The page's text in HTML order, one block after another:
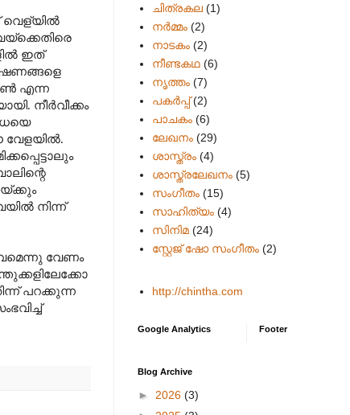
വെള്യിൽ
ഇത്
എന്ന
നീർവീക്കം
നിന്ന്
വേണം
പറക്കുന്ന
ചിത്രകല (1)
നർമ്മം (2)
നാടകം (2)
നീണ്ടകഥ (6)
നൃത്തം (7)
പകര്‍പ്പ് (2)
പാചകം (6)
ലേഖനം (29)
ശാസ്ത്രം (4)
ശാസ്ത്രലേഖനം (5)
സംഗീതം (15)
സാഹിത്യം (4)
സിനിമ (24)
സ്റ്റേജ് ഷോ സംഗീതം (2)
http://chintha.com
Google Analytics Footer
Blog Archive
► 2026 (3)